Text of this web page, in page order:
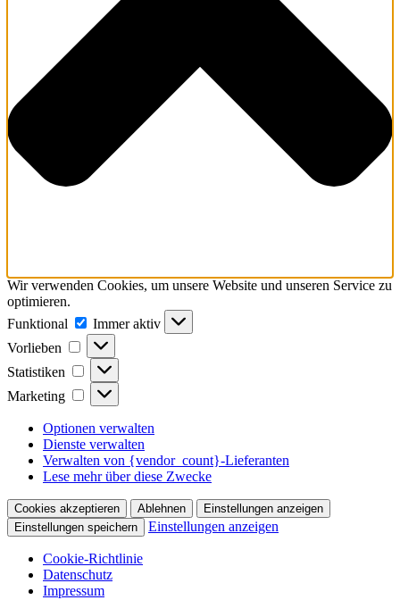
Wir verwenden Cookies, um unsere Website und unseren Service zu
optimieren.
Funktional
Funktional
Immer aktiv
Vorlieben
Vorlieben
Statistiken Statistiken
Marketing Marketing
Optionen verwalten
Dienste verwalten
Verwalten von {vendor_count}-Lieferanten
Lese mehr über diese Zwecke
Cookies akzeptieren Ablehnen
Einstellungen anzeigen
Einstellungen speichern
Einstellungen anzeigen
Cookie-Richtlinie
Datenschutz
Impressum